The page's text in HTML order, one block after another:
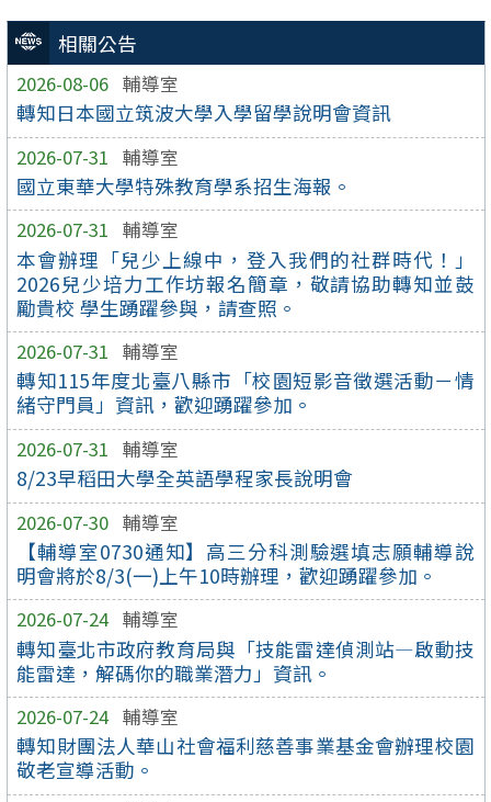
相關公告
2026-08-06 輔導室
轉知日本國立筑波大學入學留學說明會資訊
2026-07-31 輔導室
國立東華大學特殊教育學系招生海報。
2026-07-31 輔導室
本會辦理「兒少上線中，登入我們的社群時代！」
2026兒少培力工作坊報名簡章，敬請協助轉知並鼓
勵貴校 學生踴躍參與，請查照。
2026-07-31 輔導室
轉知115年度北臺八縣市「校園短影音徵選活動－情
緒守門員」資訊，歡迎踴躍參加。
2026-07-31 輔導室
8/23早稻田大學全英語學程家長說明會
2026-07-30 輔導室
【輔導室0730通知】高三分科測驗選填志願輔導說
明會將於8/3(一)上午10時辦理，歡迎踴躍參加。
2026-07-24 輔導室
轉知臺北市政府教育局與「技能雷達偵測站—啟動技
能雷達，解碼你的職業潛力」資訊。
2026-07-24 輔導室
轉知財團法人華山社會福利慈善事業基金會辦理校園
敬老宣導活動。